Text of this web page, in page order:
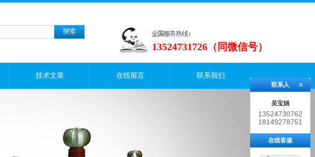
13524731726（同微信号）
技术文章 在线留言 联系我们
联系人
吴宝娟
13524730762
18149278751
在线客服